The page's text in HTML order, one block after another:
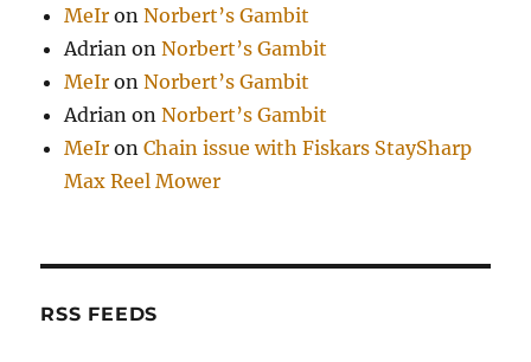
MeIr onNorbert’s Gambit
Adrian onNorbert’s Gambit
MeIr onNorbert’s Gambit
Adrian onNorbert’s Gambit
MeIr onChain issue with Fiskars StaySharp
Max Reel Mower
RSS FEEDS